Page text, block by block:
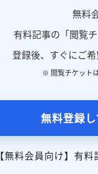
無料
有料記事の「閲覧
登録後、すぐにご希
※ 閲覧チケット
無料登録
【無料会員向け】有